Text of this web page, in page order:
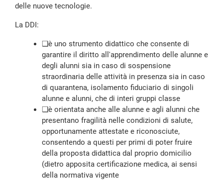
delle nuove tecnologie.
La DDI:
❑è uno strumento didattico che consente di
garantire il diritto all'apprendimento delle alunne e
degli alunni sia in caso di sospensione
straordinaria delle attività in presenza sia in caso
di quarantena, isolamento fiduciario di singoli
alunne e alunni, che di interi gruppi classe
❑è orientata anche alle alunne e agli alunni che
presentano fragilità nelle condizioni di salute,
opportunamente attestate e riconosciute,
consentendo a questi per primi di poter fruire
della proposta didattica dal proprio domicilio
(dietro apposita certificazione medica, ai sensi
della normativa vigente